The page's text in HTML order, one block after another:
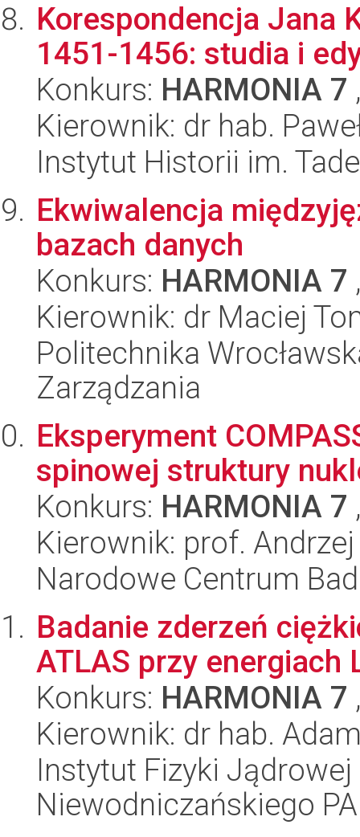
Korespondencja Jana
1451-1456: studia i
Konkurs: HARMONIA 7
Kierownik: dr hab.
Instytut Historii im.
Ekwiwalencja
bazach danych
Konkurs: HARMONIA 7
Kierownik: dr Maciej
Politechnika
Zarządzania
Eksperyment
spinowej struktury
Konkurs: HARMONIA 7
Kierownik: prof.
Narodowe Centrum
Badanie zderzeń
ATLAS przy energiach
Konkurs: HARMONIA 7
Kierownik: dr hab.
Instytut Fizyki
Niewodniczańskiego